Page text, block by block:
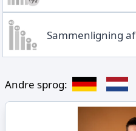
Sammenligning
Andre sprog: